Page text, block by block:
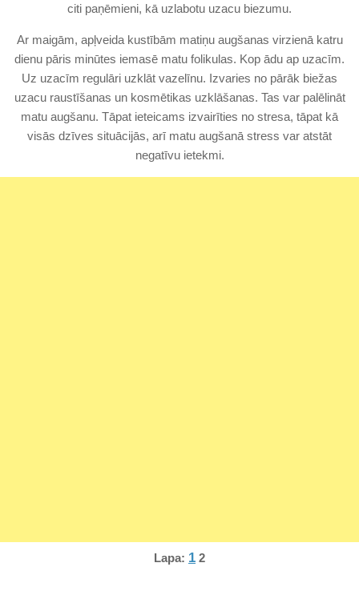
citi paņēmieni, kā uzlabotu uzacu biezumu.
Ar maigām, apļveida kustībām matiņu augšanas virzienā katru
dienu pāris minūtes iemasē matu folikulas. Kop ādu ap uzacīm.
Uz uzacīm regulāri uzklāt vazelīnu. Izvaries no pārāk biežas
uzacu raustīšanas un kosmētikas uzklāšanas. Tas var palēlināt
matu augšanu. Tāpat ieteicams izvairīties no stresa, tāpat kā
visās dzīves situācijās, arī matu augšanā stress var atstāt
negatīvu ietekmi.
Lapa: 1 2